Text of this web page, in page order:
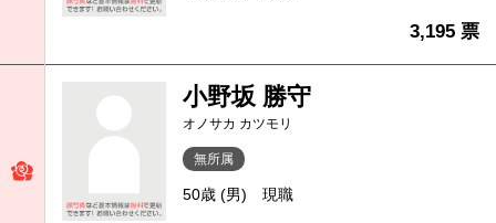
3,195 票
小野坂 勝守
オノサカ カツモリ
無所属
50歳 (男) 現職